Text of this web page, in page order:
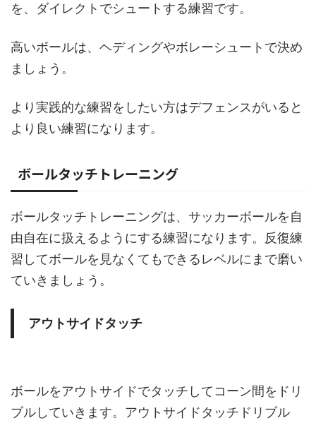
を、ダイレクトでシュートする練習です。
高いボールは、ヘディングやボレーシュートで決め
ましょう。
より実践的な練習をしたい方はデフェンスがいると
より良い練習になります。
ボールタッチトレーニング
ボールタッチトレーニングは、サッカーボールを自
由自在に扱えるようにする練習になります。反復練
習してボールを見なくてもできるレベルにまで磨い
ていきましょう。
アウトサイドタッチ
ボールをアウトサイドでタッチしてコーン間をドリ
ブルしていきます。アウトサイドタッチドリブル